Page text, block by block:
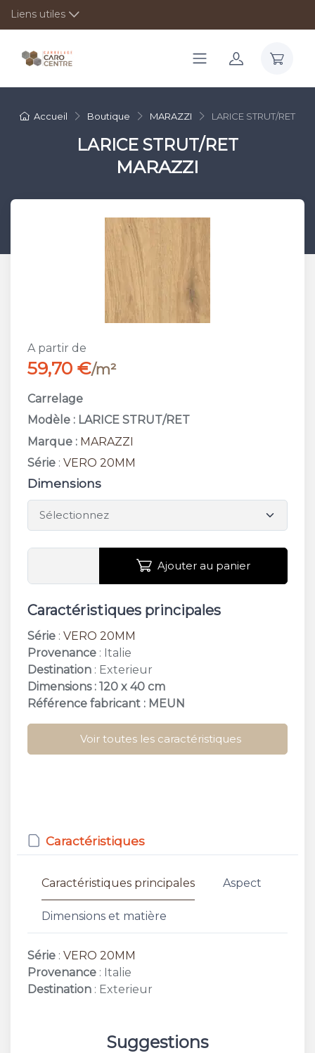
Liens utiles
Accueil Boutique MARAZZI LARICE STRUT/RET
LARICE STRUT/RET
MARAZZI
A partir de
59,70 €/m²
Carrelage
Modèle : LARICE STRUT/RET
Marque : MARAZZI
Série : VERO 20MM
Dimensions
Ajouter au panier
Caractéristiques principales
Série : VERO 20MM
Provenance : Italie
Destination : Exterieur
Dimensions : 120 x 40 cm
Référence fabricant : MEUN
Voir toutes les caractéristiques
Caractéristiques
Caractéristiques principales Aspect
Dimensions et matière
Série : VERO 20MM
Provenance : Italie
Destination : Exterieur
Suggestions